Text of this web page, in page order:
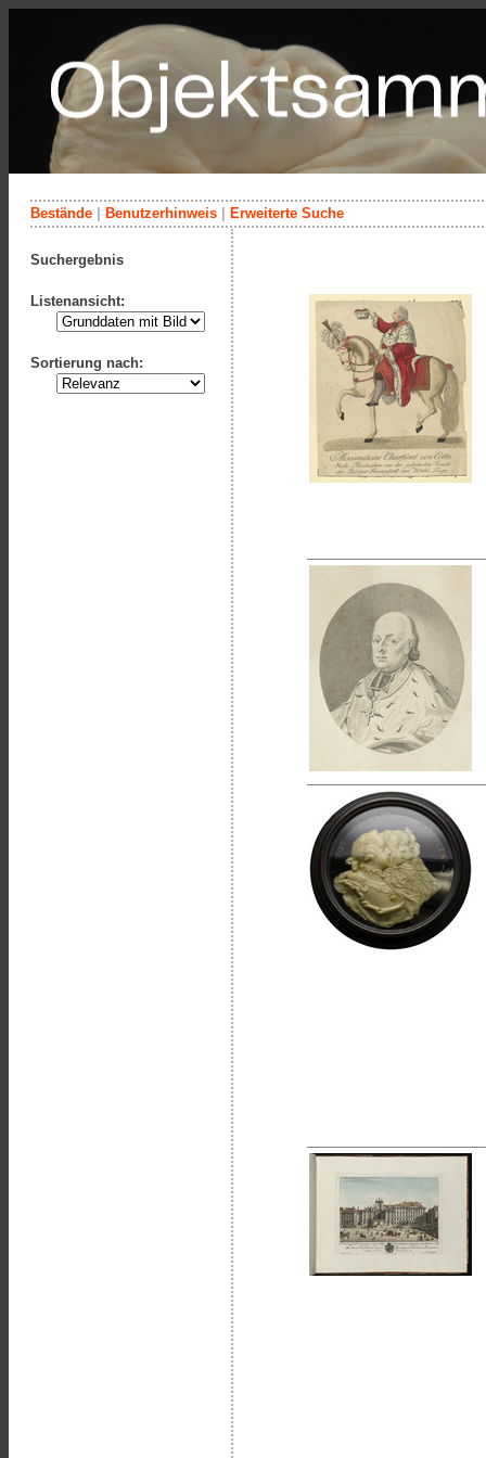
Bestände Benutzerhinweis Erweiterte Suche
Suchergebnis
Listenansicht:
Sortierung nach: